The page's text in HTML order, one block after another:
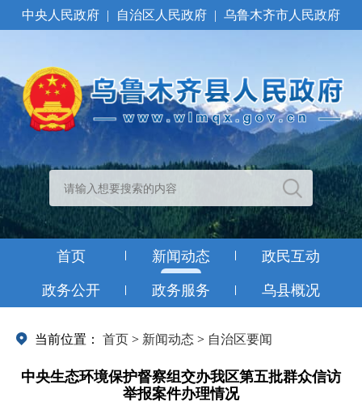
中央人民政府 | 自治区人民政府 | 乌鲁木齐市人民政府
首页 新闻动态 政民互动
政务公开 政务服务 乌县概况
当前位置： 首页 > 新闻动态 > 自治区要闻
中央生态环境保护督察组交办我区第五批群众信访
举报案件办理情况